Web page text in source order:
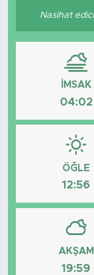
Nasihat
İMSAK
04:02
ÖĞLE
12:56
AKŞAM
19:59